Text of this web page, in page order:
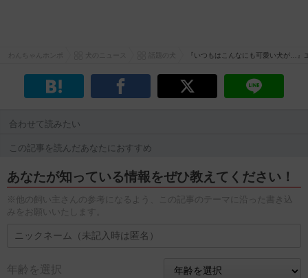
『いつもはこんなにも可愛い犬が…
合わせて読みたい
この記事を読んだあなたにおすすめ
あなたが知っている情報をぜひ教えてください！
※他の飼い主さんの参考になるよう、この記事のテーマに沿った書き込
みをお願いいたします。
年齢を選択